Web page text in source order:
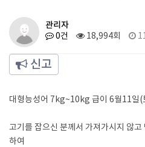
관리자
0건 18,994회
신고
대형능성어 7kg~10kg 급이 6월11일(
고기를 잡으신 분께서 가져가시지 않
하여